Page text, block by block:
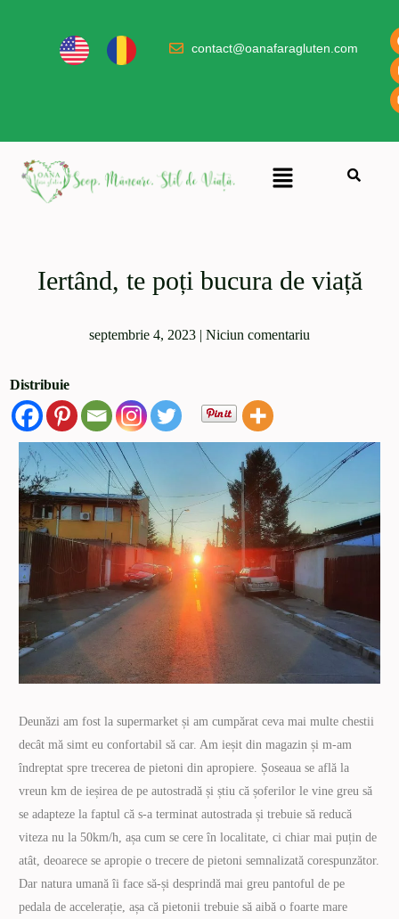
contact@oanafaragluten.com
Iertând, te poți bucura de viață
septembrie 4, 2023 | Niciun comentariu
Distribuie
Deunăzi am fost la supermarket și am cumpărat ceva mai multe chestii
decât mă simt eu confortabil să car. Am ieșit din magazin și m-am
îndreptat spre trecerea de pietoni din apropiere. Șoseaua se află la
vreun km de ieșirea de pe autostradă și știu că șoferilor le vine greu să
se adapteze la faptul că s-a terminat autostrada și trebuie să reducă
viteza nu la 50km/h, așa cum se cere în localitate, ci chiar mai puțin de
atât, deoarece se apropie o trecere de pietoni semnalizată corespunzător.
Dar natura umană îi face să-și desprindă mai greu pantoful de pe
pedala de accelerație, așa că pietonii trebuie să aibă o foarte mare